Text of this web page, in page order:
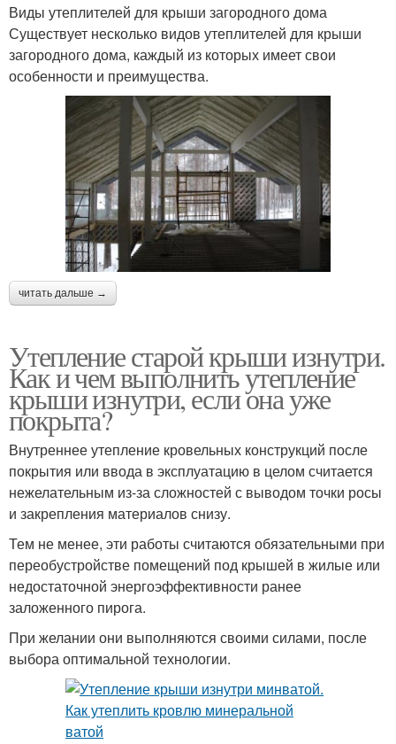
Виды утеплителей для крыши загородного дома
Существует несколько видов утеплителей для крыши
загородного дома, каждый из которых имеет свои
особенности и преимущества.
читать дальше →
Утепление старой крыши изнутри.
Как и чем выполнить утепление
крыши изнутри, если она уже
покрыта?
Внутреннее утепление кровельных конструкций после
покрытия или ввода в эксплуатацию в целом считается
нежелательным из-за сложностей с выводом точки росы
и закрепления материалов снизу.
Тем не менее, эти работы считаются обязательными при
переобустройстве помещений под крышей в жилые или
недостаточной энергоэффективности ранее
заложенного пирога.
При желании они выполняются своими силами, после
выбора оптимальной технологии.